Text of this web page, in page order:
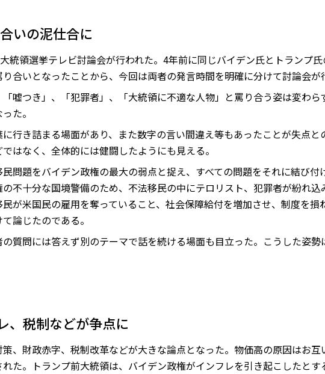
いの泥仕合に
統領選挙テレビ討論会が行われた。4年前に同じバイデン氏とトランプ氏
合いとなったことから、今回は両者の発言時間を明確に分けて討論会が
嘘つき」、「犯罪者」、「大統領に不適な人物」と罵り合う姿は変わ
た。
行き詰まる場面があり、また数字の言い間違え等もあったことが失点
はなく、全体的には健闘したようにも見える。
問題をバイデン政権の最大の弱点と捉え、すべての問題をそれに結び
不十分な国境警備のため、不法移民の中にテロリスト、犯罪者が紛れ
が米国民の雇用を奪っていること、社会保障給付を増加させ、制度を損
論じたのである。
質問には答えず別のテーマで話を続ける場面も目立った。こうした姿
、税制などが争点に
、財政赤字、税制改革などが大きな論点となった。物価高の原因はお
た。トランプ前大統領は、バイデン政権がインフレを引き起こしたと